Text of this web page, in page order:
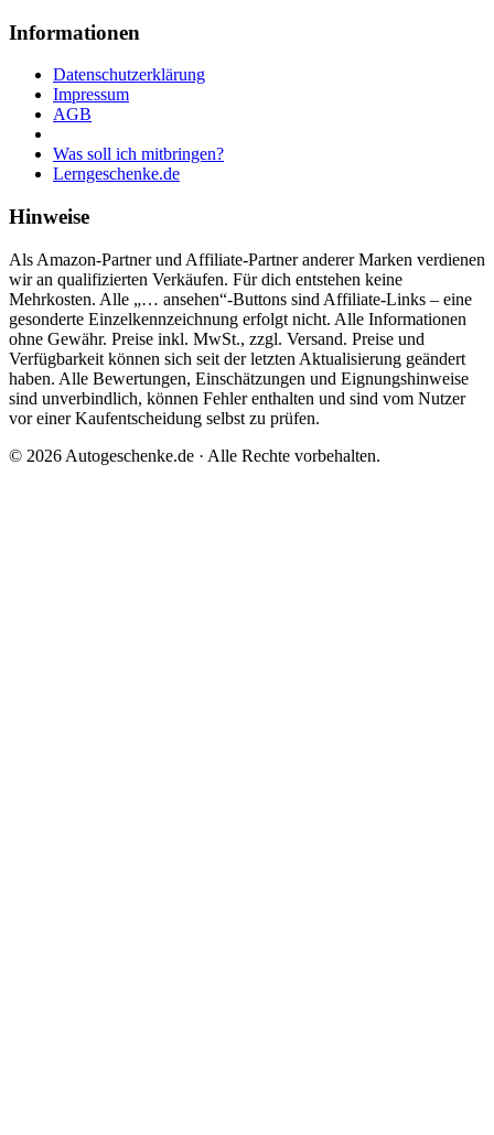
Informationen
Datenschutzerklärung
Impressum
AGB
Was soll ich mitbringen?
Lerngeschenke.de
Hinweise
Als Amazon-Partner und Affiliate-Partner anderer Marken verdienen
wir an qualifizierten Verkäufen. Für dich entstehen keine
Mehrkosten. Alle „… ansehen“-Buttons sind Affiliate-Links – eine
gesonderte Einzelkennzeichnung erfolgt nicht. Alle Informationen
ohne Gewähr. Preise inkl. MwSt., zzgl. Versand. Preise und
Verfügbarkeit können sich seit der letzten Aktualisierung geändert
haben. Alle Bewertungen, Einschätzungen und Eignungshinweise
sind unverbindlich, können Fehler enthalten und sind vom Nutzer
vor einer Kaufentscheidung selbst zu prüfen.
© 2026 Autogeschenke.de · Alle Rechte vorbehalten.